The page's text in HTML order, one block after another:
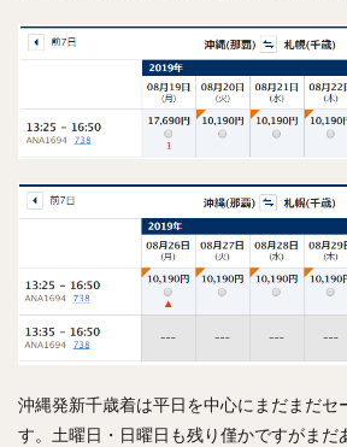
沖縄発新千歳着は平日を中心にまだまだセ
す。土曜日・日曜日も残り僅かですがまだ